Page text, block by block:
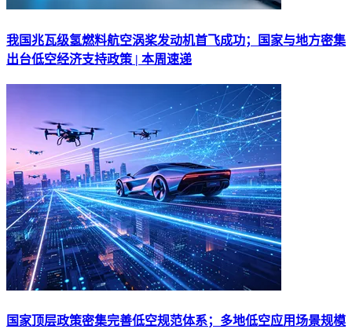
我国兆瓦级氢燃料航空涡桨发动机首飞成功；国家与地方密集
出台低空经济支持政策 | 本周速递
国家顶层政策密集完善低空规范体系；多地低空应用场景规模